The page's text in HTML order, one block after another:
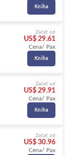
Kniha
Začať od
US$ 29.61
Cena/ Pax
Kniha
Začať od
US$ 29.91
Cena/ Pax
Kniha
Začať od
US$ 30.96
Cena/ Pax